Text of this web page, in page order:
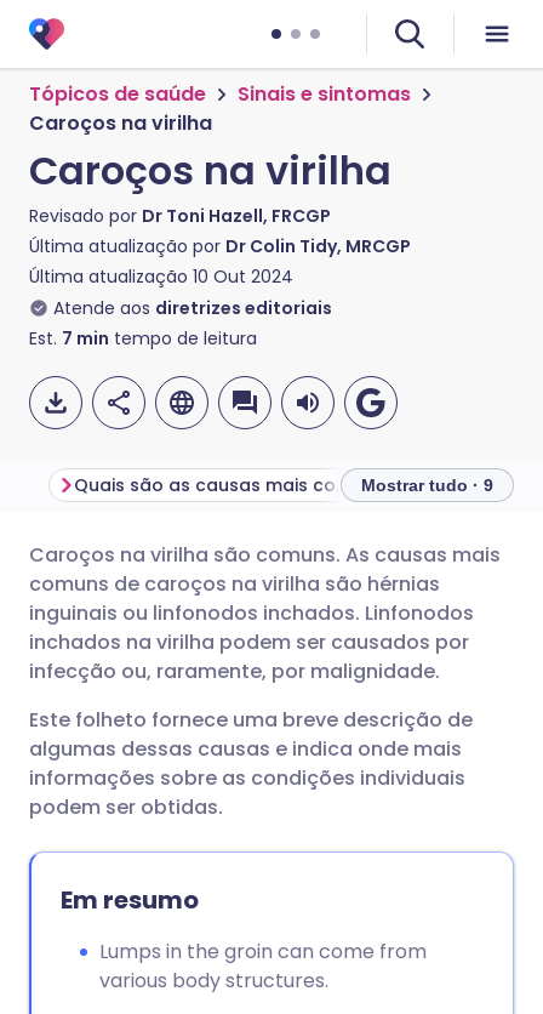
Tópicos de saúde
Sinais e sintomas
Caroços na virilha
Caroços na virilha
Revisado por Dr Toni Hazell, FRCGP
Última atualização por Dr Colin Tidy, MRCGP
Última atualização 10 Out 2024
Atende aos diretrizes editoriais
Est. 7 min tempo de leitura
Compartilhar por e-mail
Compartilhar no Facebook
Compartilhar via LinkedIn
Compartilhar via X
Compartilhar via WhatsApp
🇬🇧 English 🇩🇪 Deutsch
🇪🇸 Español 🇫🇷 Français
🇮🇹 Italiano 🇵🇹
🇮🇳 हिन्दी 🇮🇱 עברית
🇸🇦 عربي 🇸🇪 Svenska
Quais são as causas mais comuns de caroços na virilha? Mostrar tudo · 9
Caroços na virilha são comuns. As causas mais
comuns de caroços na virilha são hérnias
inguinais ou linfonodos inchados. Linfonodos
inchados na virilha podem ser causados por
infecção ou, raramente, por malignidade.
Este folheto fornece uma breve descrição de
algumas dessas causas e indica onde mais
informações sobre as condições individuais
podem ser obtidas.
Em resumo
Lumps in the groin can come from
various body structures.